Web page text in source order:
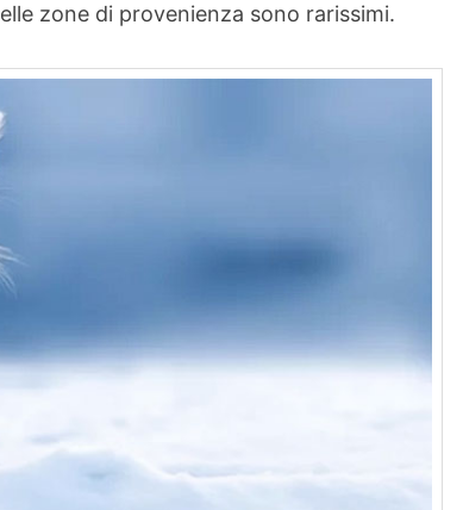
zone di provenienza sono rarissimi.